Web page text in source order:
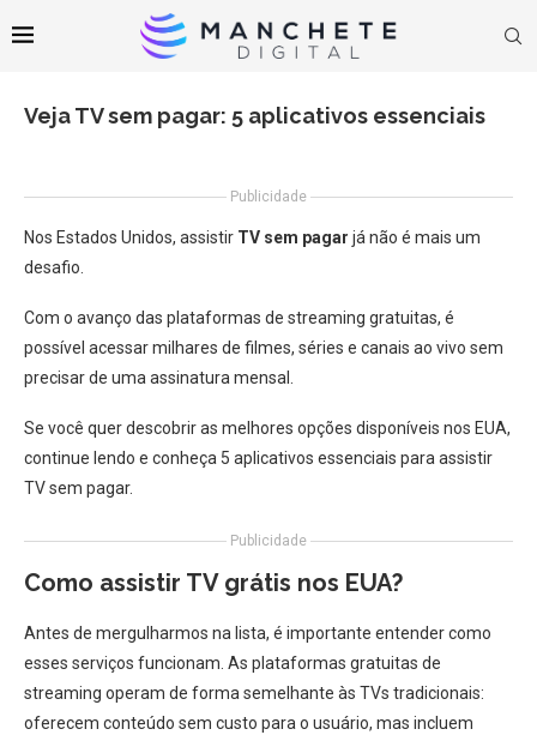
Veja TV sem pagar: 5 aplicativos essenciais
Publicidade
Nos Estados Unidos, assistir TV sem pagar já não é mais um
desafio.
Com o avanço das plataformas de streaming gratuitas, é
possível acessar milhares de filmes, séries e canais ao vivo sem
precisar de uma assinatura mensal.
Se você quer descobrir as melhores opções disponíveis nos EUA,
continue lendo e conheça 5 aplicativos essenciais para assistir
TV sem pagar.
Publicidade
Como assistir TV grátis nos EUA?
Antes de mergulharmos na lista, é importante entender como
esses serviços funcionam. As plataformas gratuitas de
streaming operam de forma semelhante às TVs tradicionais:
oferecem conteúdo sem custo para o usuário, mas incluem